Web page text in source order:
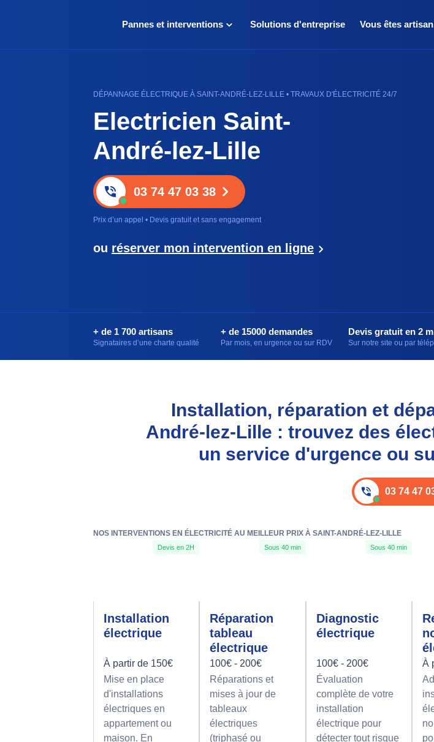
Pannes et interventions Solutions d'entreprise Vous êtes
DÉPANNAGE ÉLECTRIQUE À SAINT-ANDRÉ-LEZ-LILLE • TRAVAUX D'ÉLECTRICITÉ 24/7
Electricien Saint-
André-lez-Lille
03 74 47 03 38
Prix d’un appel • Devis gratuit et sans engagement
ou réserver mon intervention en ligne
+ de 1 700 artisans
Signataires d’une charte qualité
+ de 15000 demandes
Par mois, en urgence ou sur RDV
Devis gratuit en 2
Sur notre site ou par
Installation, réparation et
André-lez-Lille : trouvez des
un service d'urgence ou
03 74 47
NOS INTERVENTIONS EN ÉLECTRICITÉ AU MEILLEUR PRIX À SAINT-ANDRÉ-LEZ-LILLE
Devis en 2H
Installation
électrique
À partir de 150€
Mise en place
d'installations
électriques en
appartement ou
maison. En
Sous 40 min
Réparation
tableau
électrique
100€ - 200€
Réparations et
mises à jour de
tableaux
électriques
(triphasé ou
Sous 40 min
Diagnostic
électrique
100€ - 200€
Évaluation
complète de votre
installation
électrique pour
détecter tout risque
À